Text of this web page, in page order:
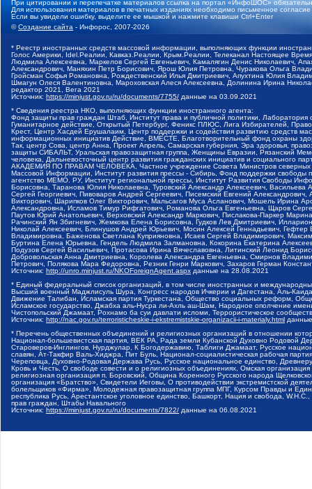
При цитировании и перепечатке материалов ссылка на портал «ИнфоШОС»
Для использования материалов в печатных изданиях необходимо письменное
Если вы увидели ошибку, выделите ее мышкой и нажмите клавиши Ctrl+Enter
©Создание сайта - Инфорос, 2007-2026
* Реестр иностранных средств массовой информации, выполняющих функции
Голос Америки, Idel.Реалии, Кавказ.Реалии, Крым.Реалии, Телеканал Настоящее
Людмила Алексеевна, Маркелов Сергей Евгеньевич, Камалягин Денис Николаевич,
Александрович, Маняхин Петр Борисович, Ярош Юлия Петровна, Чуракова Ольга
Гройсман Софья Романовна, Рождественский Илья Дмитриевич, Апухтина Юлия
Шмагун Олеся Валентиновна, Мароховская Алеся Алексеевна, Долинина Ирина
редактор 2021, Вега 2021
Источник: https://minjust.gov.ru/ru/documents/7755/ данные на 03.09.2021
* Сведения реестра НКО, выполняющих функции иностранного агента:
Фонд защиты прав граждан Штаб, Институт права и публичной политики,
Гуманитарное действие, Открытый Петербург, Феникс ПЛЮС, Лига Избирателей,
Крест, Центр Хасдей Ерушалаим, Центр поддержки и содействия развитию средств
информационных инициатив Действие, ВМЕСТЕ, Благотворительный фонд охраны
Так, центр Сова, центр Анна, Проект Апрель, Самарская губерния, Эра здоровья,
защиты СИБАЛЬТ, Уральская правозащитная группа, Женщины Евразии, Рязанский
человека, Дальневосточный центр развития гражданских инициатив и социального
АКАДЕМИЯ ПО ПРАВАМ ЧЕЛОВЕКА, Частное учреждение Совета Министров северных
Массовой Информации, Институт развития прессы - Сибирь, Фонд поддержки
агентство МЕМО. РУ, Институт региональной прессы, Институт Развития Свободы
Борисовна, Таранова Юлия Николаевна, Туровский Александр Алексеевич,
Сергей Георгиевич, Пивоваров Андрей Сергеевич, Писемский Евгений
Викторович, Шарипков Олег Викторович, Мальсагов Муса Асланович, Мошель Ирина
Александровна, Исламов Тимур Рифгатович, Романова Ольга Евгеньевна, Щаров
Паутов Юрий Анатольевич, Верховский Александр Маркович, Пислакова-Паркер
Рачинский Ян Збигневич, Жемкова Елена Борисовна, Гудков Лев Дмитриевич,
Николай Алексеевич, Блинушов Андрей Юрьевич, Мосин Алексей Геннадьевич,
Владимировна, Баженова Светлана Куприяновна, Исаев Сергей Владимирович,
Буртина Елена Юрьевна, Гендель Людмила Залмановна, Кокорина Екатерина
Подузов Сергей Васильевич, Протасова Ирина Вячеславовна, Литинский Леонид
Добровольская Анна Дмитриевна, Королева Александра Евгеньевна, Смирнов
Петрович, Полякова Мара Федоровна, Резник Генри Маркович, Захаров Герман
Источник: http://unro.minjust.ru/NKOForeignAgent.aspx данные на 28.08.2021
* Единый федеральный список организаций, в том числе иностранных и
Высший военный Маджлисуль Шура, Конгресс народов Ичкерии и Дагестана, Аль-
Движение Талибан, Исламская партия Туркестана, Общество социальных реформ,
Исламское государство, Джабха аль-Нусра ли-Ахль аш-Шам, Народное ополчение
Чистопольский Джамаат, Рохнамо ба суи давлати исломи, Террористическое
Источник: http://nac.gov.ru/terroristicheskie-i-ekstremistskie-organizacii-i-materialy.html
* Перечень общественных объединений и религиозных организаций в отношении
Национал-большевистская партия, ВЕК РА, Рада земли Кубанской Духовно Родовой
Староверов-Инглингов, Нурджулар, К Богодержавию, Таблиги Джамаат, Русское
славян, Ат-Такфир Валь-Хиджра, Пит Буль, Национал-социалистическая рабочая
Череповца, Духовно-Родовая Держава Русь, Русское национальное единство,
Кровь и Честь, О свободе совести и о религиозных объединениях, Омская
религиозная организация п. Боровский, Община Коренного Русского народа
организация «Братство», Свидетели Иеговы, О противодействии экстремистской
болельщиков «Фирма», Молодежная правозащитная группа МПГ, Курсом Правды и
республика Русь, Арестантское уголовное единство, Башкорт, Нация и свобода,
прав граждан, Штабы Навального
Источник: https://minjust.gov.ru/ru/documents/7822/ данные на 06.08.2021